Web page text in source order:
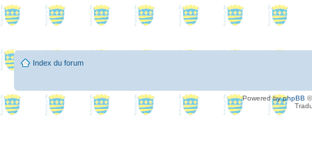
Index du forum
Powered byphpBB